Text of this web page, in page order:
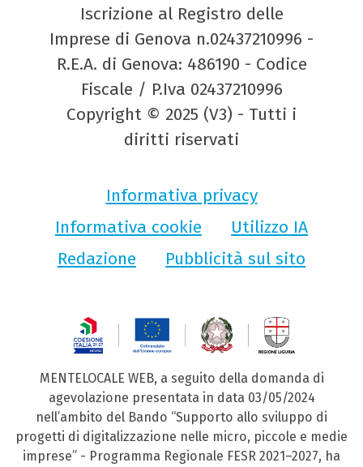
Iscrizione al Registro delle
Imprese di Genova n.02437210996 -
R.E.A. di Genova: 486190 - Codice
Fiscale / P.Iva 02437210996
Copyright © 2025 (V3) - Tutti i
diritti riservati
Informativa privacy
Informativa cookie
Utilizzo IA
Redazione
Pubblicità sul sito
MENTELOCALE WEB, a seguito della domanda di
agevolazione presentata in data 03/05/2024
nell’ambito del Bando “Supporto allo sviluppo di
progetti di digitalizzazione nelle micro, piccole e medie
imprese” - Programma Regionale FESR 2021–2027, ha